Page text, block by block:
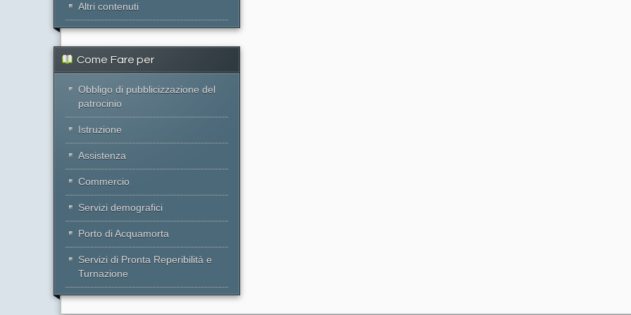
Altri contenuti
Come Fare per
Obbligo di pubblicizzazione del
patrocinio
Istruzione
Assistenza
Commercio
Servizi demografici
Porto di Acquamorta
Servizi di Pronta Reperibilità e
Turnazione